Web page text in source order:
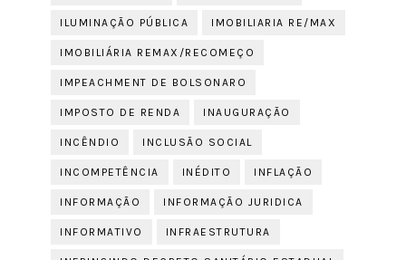
ILUMINAÇÃO PÚBLICA IMOBILIARIA RE/MAX
IMOBILIÁRIA REMAX/RECOMEÇO
IMPEACHMENT DE BOLSONARO
IMPOSTO DE RENDA INAUGURAÇÃO
INCÊNDIO INCLUSÃO SOCIAL
INCOMPETÊNCIA INÉDITO INFLAÇÃO
INFORMAÇÃO INFORMAÇÃO JURIDICA
INFORMATIVO INFRAESTRUTURA